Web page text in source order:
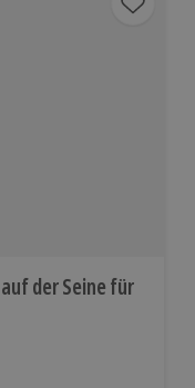
der Seine für